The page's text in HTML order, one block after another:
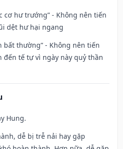
cơ hư trướng” - Không nên tiến
dệt hư hại ngang
bất thường” - Không nên tiến
đến tế tự vì ngày này quỷ thần
Hung.
dễ bị trễ nải hay gặp